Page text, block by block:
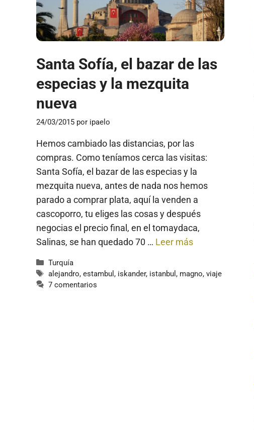
Santa Sofía, el bazar de las
especias y la mezquita
nueva
24/03/2015 por ipaelo
Hemos cambiado las distancias, por las
compras. Como teníamos cerca las visitas:
Santa Sofía, el bazar de las especias y la
mezquita nueva, antes de nada nos hemos
parado a comprar plata, aquí la venden a
cascoporro, tu eliges las cosas y después
negocias el precio final, en el tomaydaca,
Salinas, se han quedado 70 … Leer más
Categorías
Turquía
Etiquetas
alejandro,estambul , iskander, istanbul , magno,viaje
7 comentarios